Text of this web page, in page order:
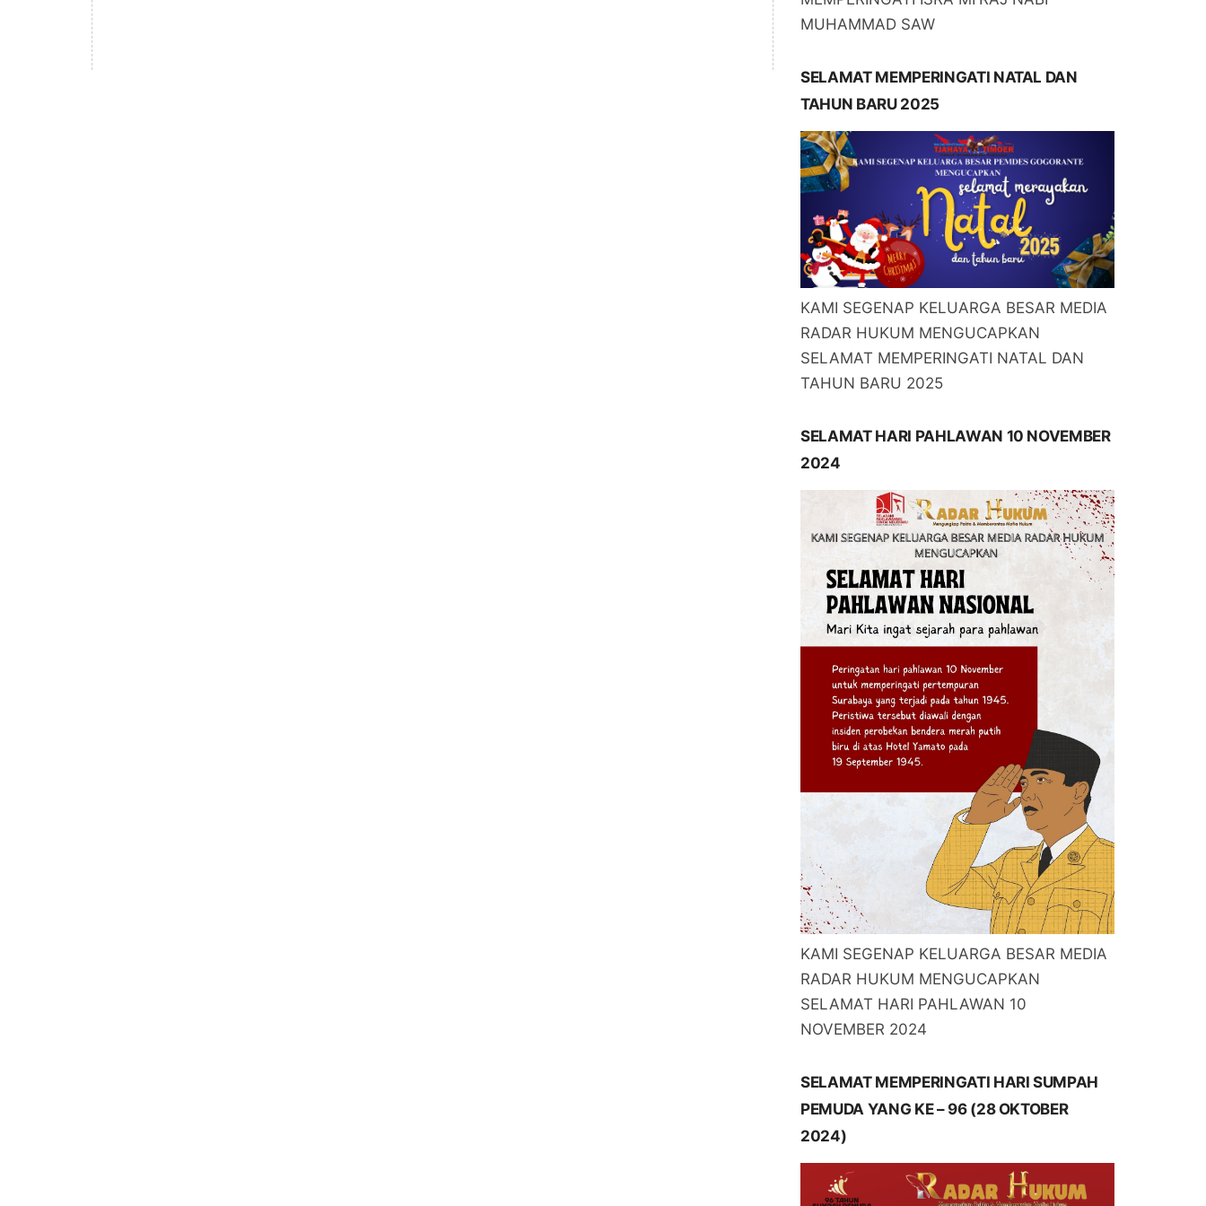
MUHAMMAD SAW
SELAMAT MEMPERINGATI NATAL DAN
TAHUN BARU 2025
KAMI SEGENAP KELUARGA BESAR MEDIA
RADAR HUKUM MENGUCAPKAN
SELAMAT MEMPERINGATI NATAL DAN
TAHUN BARU 2025
SELAMAT HARI PAHLAWAN 10 NOVEMBER
2024
KAMI SEGENAP KELUARGA BESAR MEDIA
RADAR HUKUM MENGUCAPKAN
SELAMAT HARI PAHLAWAN 10
NOVEMBER 2024
SELAMAT MEMPERINGATI HARI SUMPAH
PEMUDA YANG KE – 96 (28 OKTOBER
2024)